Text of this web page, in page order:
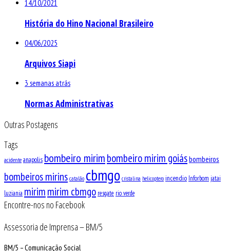
14/10/2021
História do Hino Nacional Brasileiro
04/06/2025
Arquivos Siapi
3 semanas atrás
Normas Administrativas
Outras Postagens
Tags
acidente anapolis bombeiro mirimbombeiro mirim goiásbombeiros
bombeiros mirins catalão cbmgo cristalina helicoptero incendio Inforbom jatai
luziania mirimmirim cbmgo resgate rio verde
Encontre-nos no Facebook
Assessoria de Imprensa – BM/5
BM/5 – Comunicação Social